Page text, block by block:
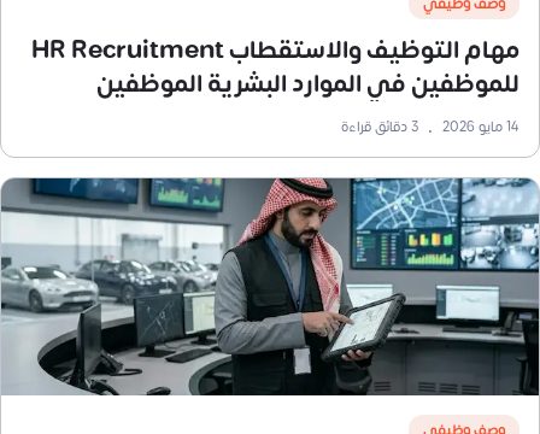
مهام التوظيف والاستقطاب HR Recruitment
للموظفين في الموارد البشرية الموظفين
14 مايو 2026 •
3دقائق قراءة